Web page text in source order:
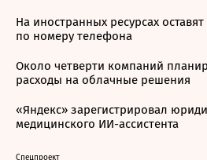
На иностранных ресурсах
по номеру телефона
Около четверти компаний
расходы на облачные решения
«Яндекс» зарегистрировал
медицинского ИИ-ассистента
Спецпроект